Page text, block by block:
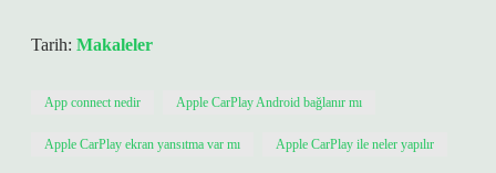
Tarih: Makaleler
App connect nedir Apple CarPlay Android bağlanır mı
Apple CarPlay ekran yansıtma var mı Apple CarPlay ile neler yapılır